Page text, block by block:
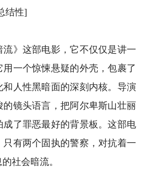
结性]
流》这部电影，它不仅仅是讲一
一个惊悚悬疑的外壳，包裹了
人性黑暗面的深刻内核。导演
的镜头语言，把阿尔卑斯山壮丽
成了罪恶最好的背景板。这部电
有两个固执的警察，对抗着一
社会暗流。